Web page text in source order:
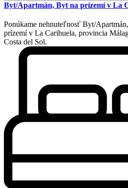
Byt/Apartmán, Byt na prízemí v La
Ponúkame nehnuteľnosť Byt/
prízemí v La Carihuela, provincia
Costa del Sol.